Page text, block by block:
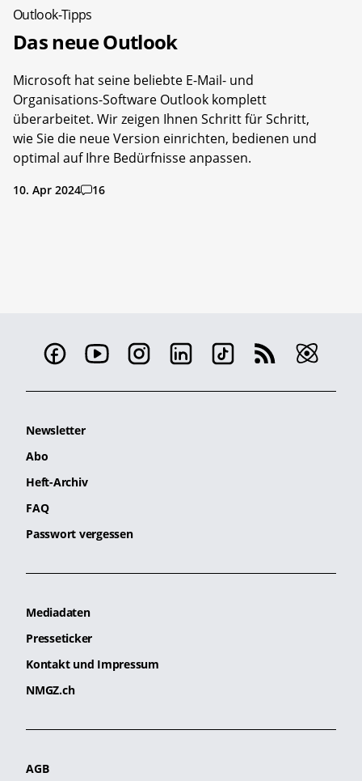
Outlook-Tipps
Das neue Outlook
Microsoft hat seine beliebte E-Mail- und
Organisations-Software Outlook komplett
überarbeitet. Wir zeigen Ihnen Schritt für Schritt,
wie Sie die neue Version einrichten, bedienen und
optimal auf Ihre Bedürfnisse anpassen.
10. Apr 2024 16
Newsletter
Abo
Heft-Archiv
FAQ
Passwort vergessen
Mediadaten
Presseticker
Kontakt und Impressum
NMGZ.ch
AGB